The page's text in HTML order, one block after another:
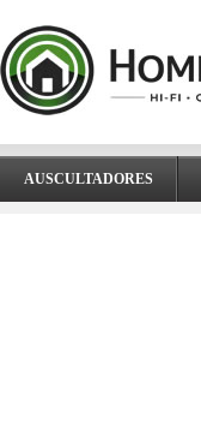
AUSCULTADORES